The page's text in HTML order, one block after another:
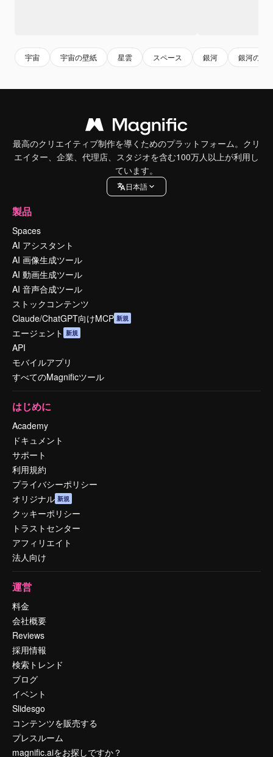
宇宙 宇宙の壁紙 星雲 スペース 銀河 銀河の壁
最高のクリエイティブ制作を導くためのプラットフォーム。クリ
エイター、企業、代理店、スタジオを含む100万人以上が利用し
ています。
日本語
製品
Spaces
AI アシスタント
AI 画像生成ツール
AI 動画生成ツール
AI 音声合成ツール
ストックコンテンツ
Claude/ChatGPT向けMCP 新規
エージェント 新規
API
モバイルアプリ
すべてのMagnificツール
はじめに
Academy
ドキュメント
サポート
利用規約
プライバシーポリシー
オリジナル 新規
クッキーポリシー
トラストセンター
アフィリエイト
法人向け
運営
料金
会社概要
Reviews
採用情報
検索トレンド
ブログ
イベント
Slidesgo
コンテンツを販売する
プレスルーム
magnific.aiをお探しですか？